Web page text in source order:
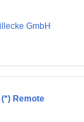
GmbH
Remote